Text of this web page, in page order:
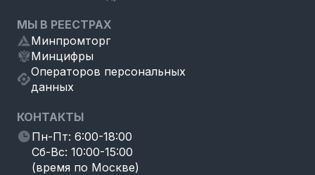
МЫ В РЕЕСТРАХ
Минпромторг
Минцифры
Операторов персональных
данных
КОНТАКТЫ
Пн-Пт: 6:00-18:00
Сб-Вс: 10:00-15:00
(время по Москве)